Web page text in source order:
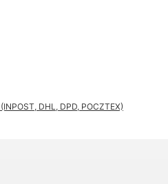
DHL, DPD, POCZTEX)